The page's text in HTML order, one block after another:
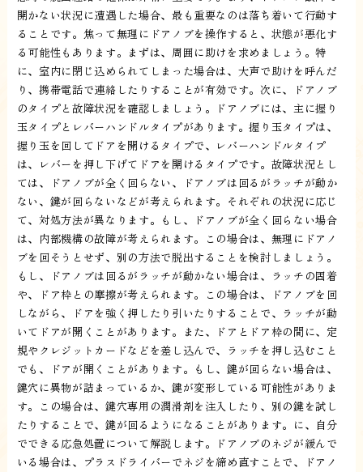
開かない状況に遭遇した場合、最も重要なのは落ち着いて行動す
ることです。焦って無理にドアノブを操作すると、状態が悪化す
る可能性もあります。まずは、周囲に助けを求めましょう。特
に、室内に閉じ込められてしまった場合は、大声で助けを呼んだ
り、携帯電話で連絡したりすることが有効です。次に、ドアノブ
のタイプと故障状況を確認しましょう。ドアノブには、主に握り
玉タイプとレバーハンドルタイプがあります。握り玉タイプは、
握り玉を回してドアを開けるタイプで、レバーハンドルタイプ
は、レバーを押し下げてドアを開けるタイプです。故障状況とし
ては、ドアノブが全く回らない、ドアノブは回るがラッチが動か
ない、鍵が回らないなどが考えられます。それぞれの状況に応じ
て、対処方法が異なります。もし、ドアノブが全く回らない場合
は、内部機構の故障が考えられます。この場合は、無理にドアノ
ブを回そうとせず、別の方法で脱出することを検討しましょう。
もし、ドアノブは回るがラッチが動かない場合は、ラッチの固着
や、ドア枠との摩擦が考えられます。この場合は、ドアノブを回
しながら、ドアを強く押したり引いたりすることで、ラッチが動
いてドアが開くことがあります。また、ドアとドア枠の間に、定
規やクレジットカードなどを差し込んで、ラッチを押し込むこと
でも、ドアが開くことがあります。もし、鍵が回らない場合は、
鍵穴に異物が詰まっているか、鍵が変形している可能性がありま
す。この場合は、鍵穴専用の潤滑剤を注入したり、別の鍵を試し
たりすることで、鍵が回るようになることがあります。に、自分
でできる応急処置について解説します。ドアノブのネジが緩んで
いる場合は、プラスドライバーでネジを締め直すことで、ドアノ